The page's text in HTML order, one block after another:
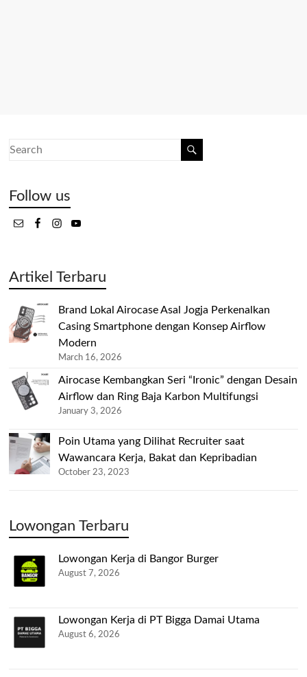
Follow us
Artikel Terbaru
Brand Lokal Airocase Asal Jogja Perkenalkan
Casing Smartphone dengan Konsep Airflow
Modern
March 16, 2026
Airocase Kembangkan Seri “Ironic” dengan Desain
Airflow dan Ring Baja Karbon Multifungsi
January 3, 2026
Poin Utama yang Dilihat Recruiter saat
Wawancara Kerja, Bakat dan Kepribadian
October 23, 2023
Lowongan Terbaru
Lowongan Kerja di Bangor Burger
August 7, 2026
Lowongan Kerja di PT Bigga Damai Utama
August 6, 2026